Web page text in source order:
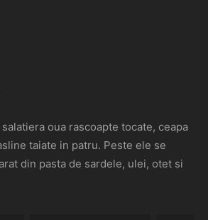
oua rascoapte tocate, ceapa
taiate in patru. Peste ele se
din pasta de sardele, ulei, otet si